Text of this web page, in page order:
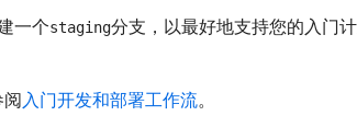
一个staging分支，以最好地支持您的入门
入门开发和部署工作流。